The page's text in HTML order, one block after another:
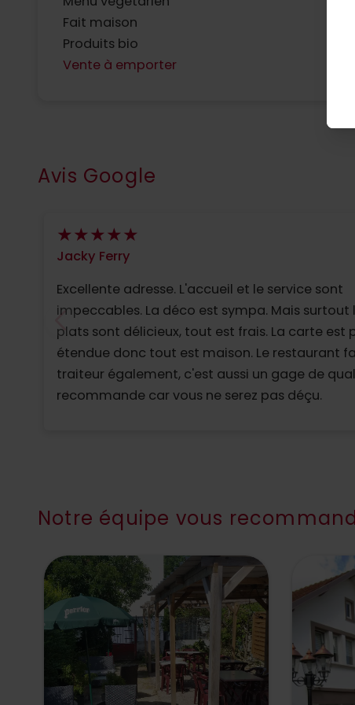
Fait maison
Produits bio
Vente à emporter
Avis Google
Jacky Ferry
Excellente adresse. L'accueil et le service sont
impeccables. La déco est sympa. Mais surtout
plats sont délicieux, tout est frais. La carte est
étendue donc tout est maison. Le restaurant
traiteur également, c'est aussi un gage de
recommande car vous ne serez pas déçu.
Notre équipe vous